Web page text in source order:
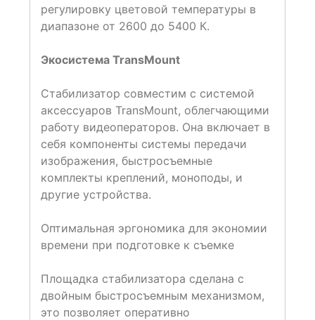
регулировку цветовой температуры в
диапазоне от 2600 до 5400 К.
Экосистема TransMount
Стабилизатор совместим с системой
аксессуаров TransMount, облегчающими
работу видеоператоров. Она включает в
себя компоненты системы передачи
изображения, быстросъемные
комплекты креплений, моноподы, и
другие устройства.
Оптимальная эргономика для экономии
времени при подготовке к съемке
Площадка стабилизатора сделана с
двойным быстросъемным механизмом,
это позволяет оперативно